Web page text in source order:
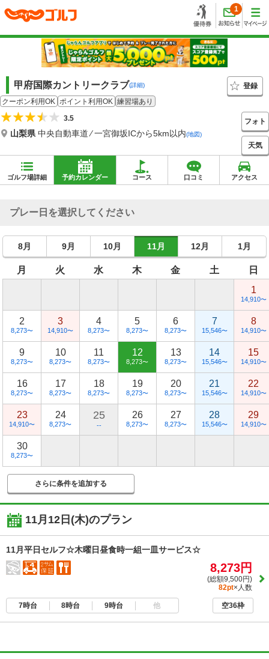
1
甲府国際カントリークラブ(詳細)
登録
クーポン利用OK ポイント利用OK 練習場あり
3.5
山梨県中央自動車道 ⁄ 一宮御坂ICから5km以内(地図)
フォト
天気
ゴルフ場詳細 予約カレンダー コース 口コミ アクセス
プレー日を選択してください
8月 9月 10月 11月 12月 1月
月 火 水 木 金 土
日
1
14,910〜
2
8,273〜
3
14,910〜
4
8,273〜
5
8,273〜
6
8,273〜
7
15,546〜
8
14,910〜
9
8,273〜
10
8,273〜
11
8,273〜
12
8,273〜
13
8,273〜
14
15,546〜
15
14,910〜
16
8,273〜
17
8,273〜
18
8,273〜
19
8,273〜
20
8,273〜
21
15,546〜
22
14,910〜
23
14,910〜
24
8,273〜
25
--
26
8,273〜
27
8,273〜
28
15,546〜
29
14,910〜
30
8,273〜
さらに条件を追加する
11月12日(木)のプラン
11月平日セルフ☆木曜日昼食時一組一皿サービス☆
8,273円
(総額9,500円)
82pt×人数
7時台 8時台 9時台 他 空36枠